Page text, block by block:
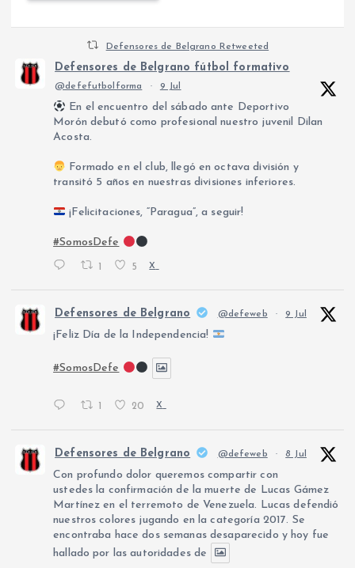
Defensores de Belgrano Retweeted
Defensores de Belgrano fútbol formativo
@defefutbolforma · 9 Jul
En el encuentro del sábado ante Deportivo
Morón debutó como profesional nuestro juvenil Dilan
Acosta.
Formado en el club, llegó en octava división y
transitó 5 años en nuestras divisiones inferiores.
¡Felicitaciones, “Paragua”, a seguir!
#SomosDefe
1 5 X
Defensores de Belgrano @defeweb · 9 Jul
¡Feliz Día de la Independencia!
#SomosDefe
1 20 X
Defensores de Belgrano @defeweb · 8 Jul
Con profundo dolor queremos compartir con
ustedes la confirmación de la muerte de Lucas Gámez
Martínez en el terremoto de Venezuela. Lucas defendió
nuestros colores jugando en la categoría 2017. Se
encontraba hace dos semanas desaparecido y hoy fue
hallado por las autoridades de